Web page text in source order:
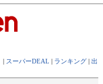
| スーパーDEAL | ランキング | 出